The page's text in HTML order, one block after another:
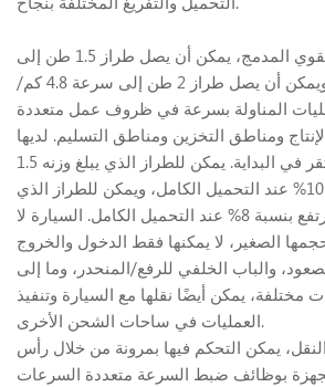
بفضل محرك الدفع القوي المدمج، يمكن أن يصل طراز 1.5 طن إلى
سرعة 5.3 كم/ساعة، ويمكن أن يصل طراز 2 طن إلى سرعة 4.8 كم/
المناولة بسرعة في ظروف عمل متعددة
ومناطق التخزين ومناطق التسليم. لديها
قوة قوية وتشغيل مستقر في البداية. يمكن للطراز الذي يبلغ وزنه 1.5
طن أن يرتفع بنسبة 10% عند التحميل الكامل، ويمكن للطراز الذي
يبلغ وزنه 2 طن أن يرتفع بنسبة 8% عند التحميل الكامل. السيارة لا
الصغير، لا يمكنها فقط الدخول والخروج
والباب الخلفي للرفع/المنحدر، وما إلى
مختلفة، يمكن أيضًا نقلها مع السيارة وتنفيذ
العمليات في ساحات الشحن الأخرى.
يمكن التحكم فيها بمرونة من خلال رأس
بوظائف ضبط السرعة متعددة السرعات